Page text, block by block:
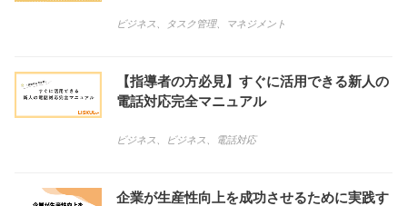
ビジネス タスク管理、 マネジメント
【指導者の方必見】すぐに活用できる新人の
電話対応完全マニュアル
ビジネス ビジネス 電話対応
企業が生産性向上を成功させるために実践す